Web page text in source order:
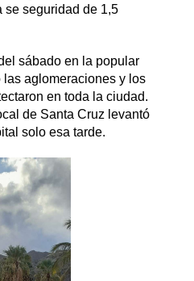
se seguridad de 1,5
sábado en la popular
aglomeraciones y los
en toda la ciudad.
de Santa Cruz levantó
solo esa tarde.